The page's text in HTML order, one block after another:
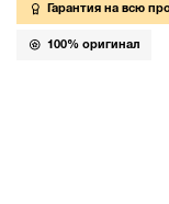
Гарантия на всю
100% оригинал